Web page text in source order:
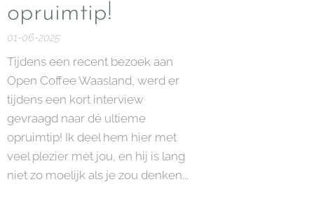
opruimtip!
01-06-2025
Tijdens een recent bezoek aan
Open Coffee Waasland, werd er
tijdens een kort interview
gevraagd naar dé ultieme
opruimtip! Ik deel hem hier met
veel plezier met jou, en hij is lang
niet zo moelijk als je zou denken...